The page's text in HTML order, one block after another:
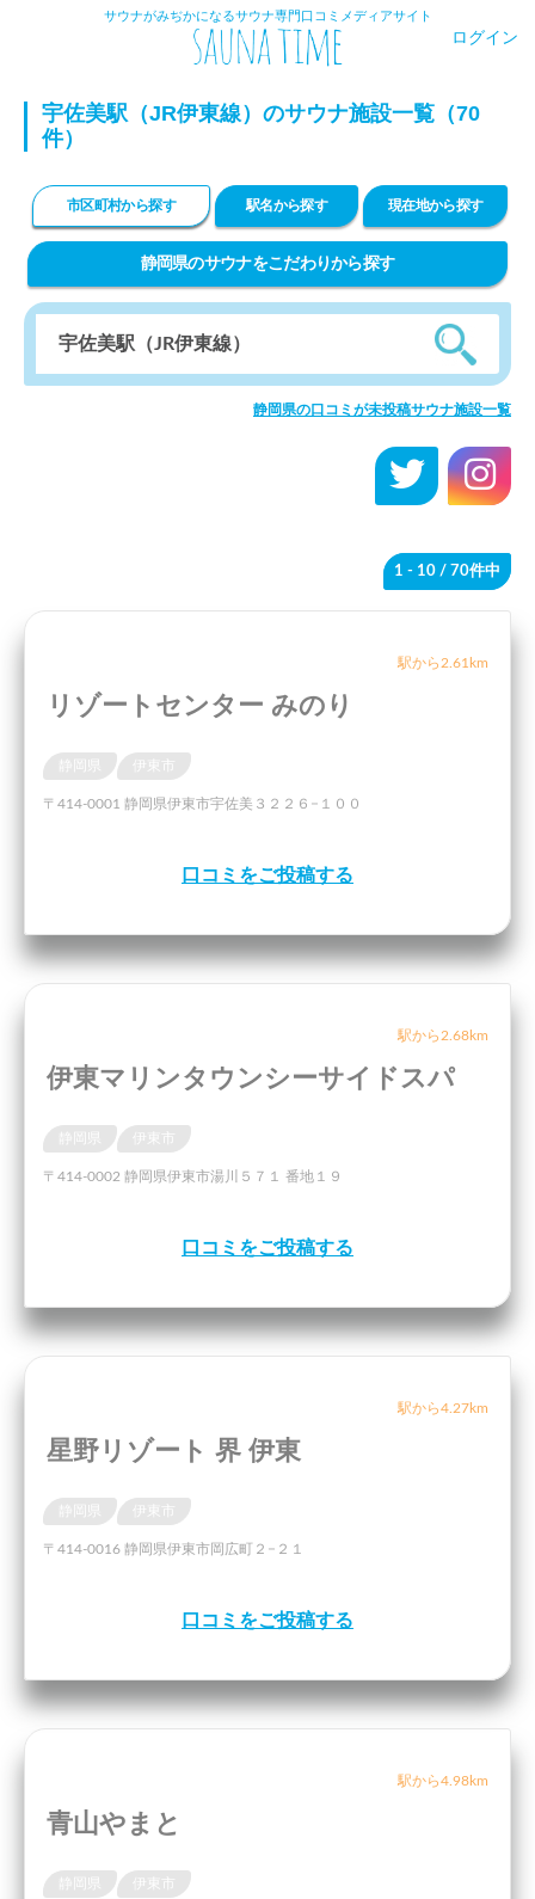
サウナがみぢかになるサウナ専門口コミメディアサイト
ログイン
宇佐美駅（JR伊東線）のサウナ施設一覧（70
件）
市区町村から探す 駅名から探す 現在地から探す
静岡県のサウナをこだわりから探す
静岡県の口コミが未投稿サウナ施設一覧
1 - 10 / 70件中
駅から2.61km
リゾートセンター みのり
〒414-0001 静岡県伊東市宇佐美３２２６−１００
口コミをご投稿する
駅から2.68km
伊東マリンタウンシーサイドスパ
〒414-0002 静岡県伊東市湯川５７１ 番地１９
口コミをご投稿する
駅から4.27km
星野リゾート 界 伊東
〒414-0016 静岡県伊東市岡広町２−２１
口コミをご投稿する
駅から4.98km
青山やまと